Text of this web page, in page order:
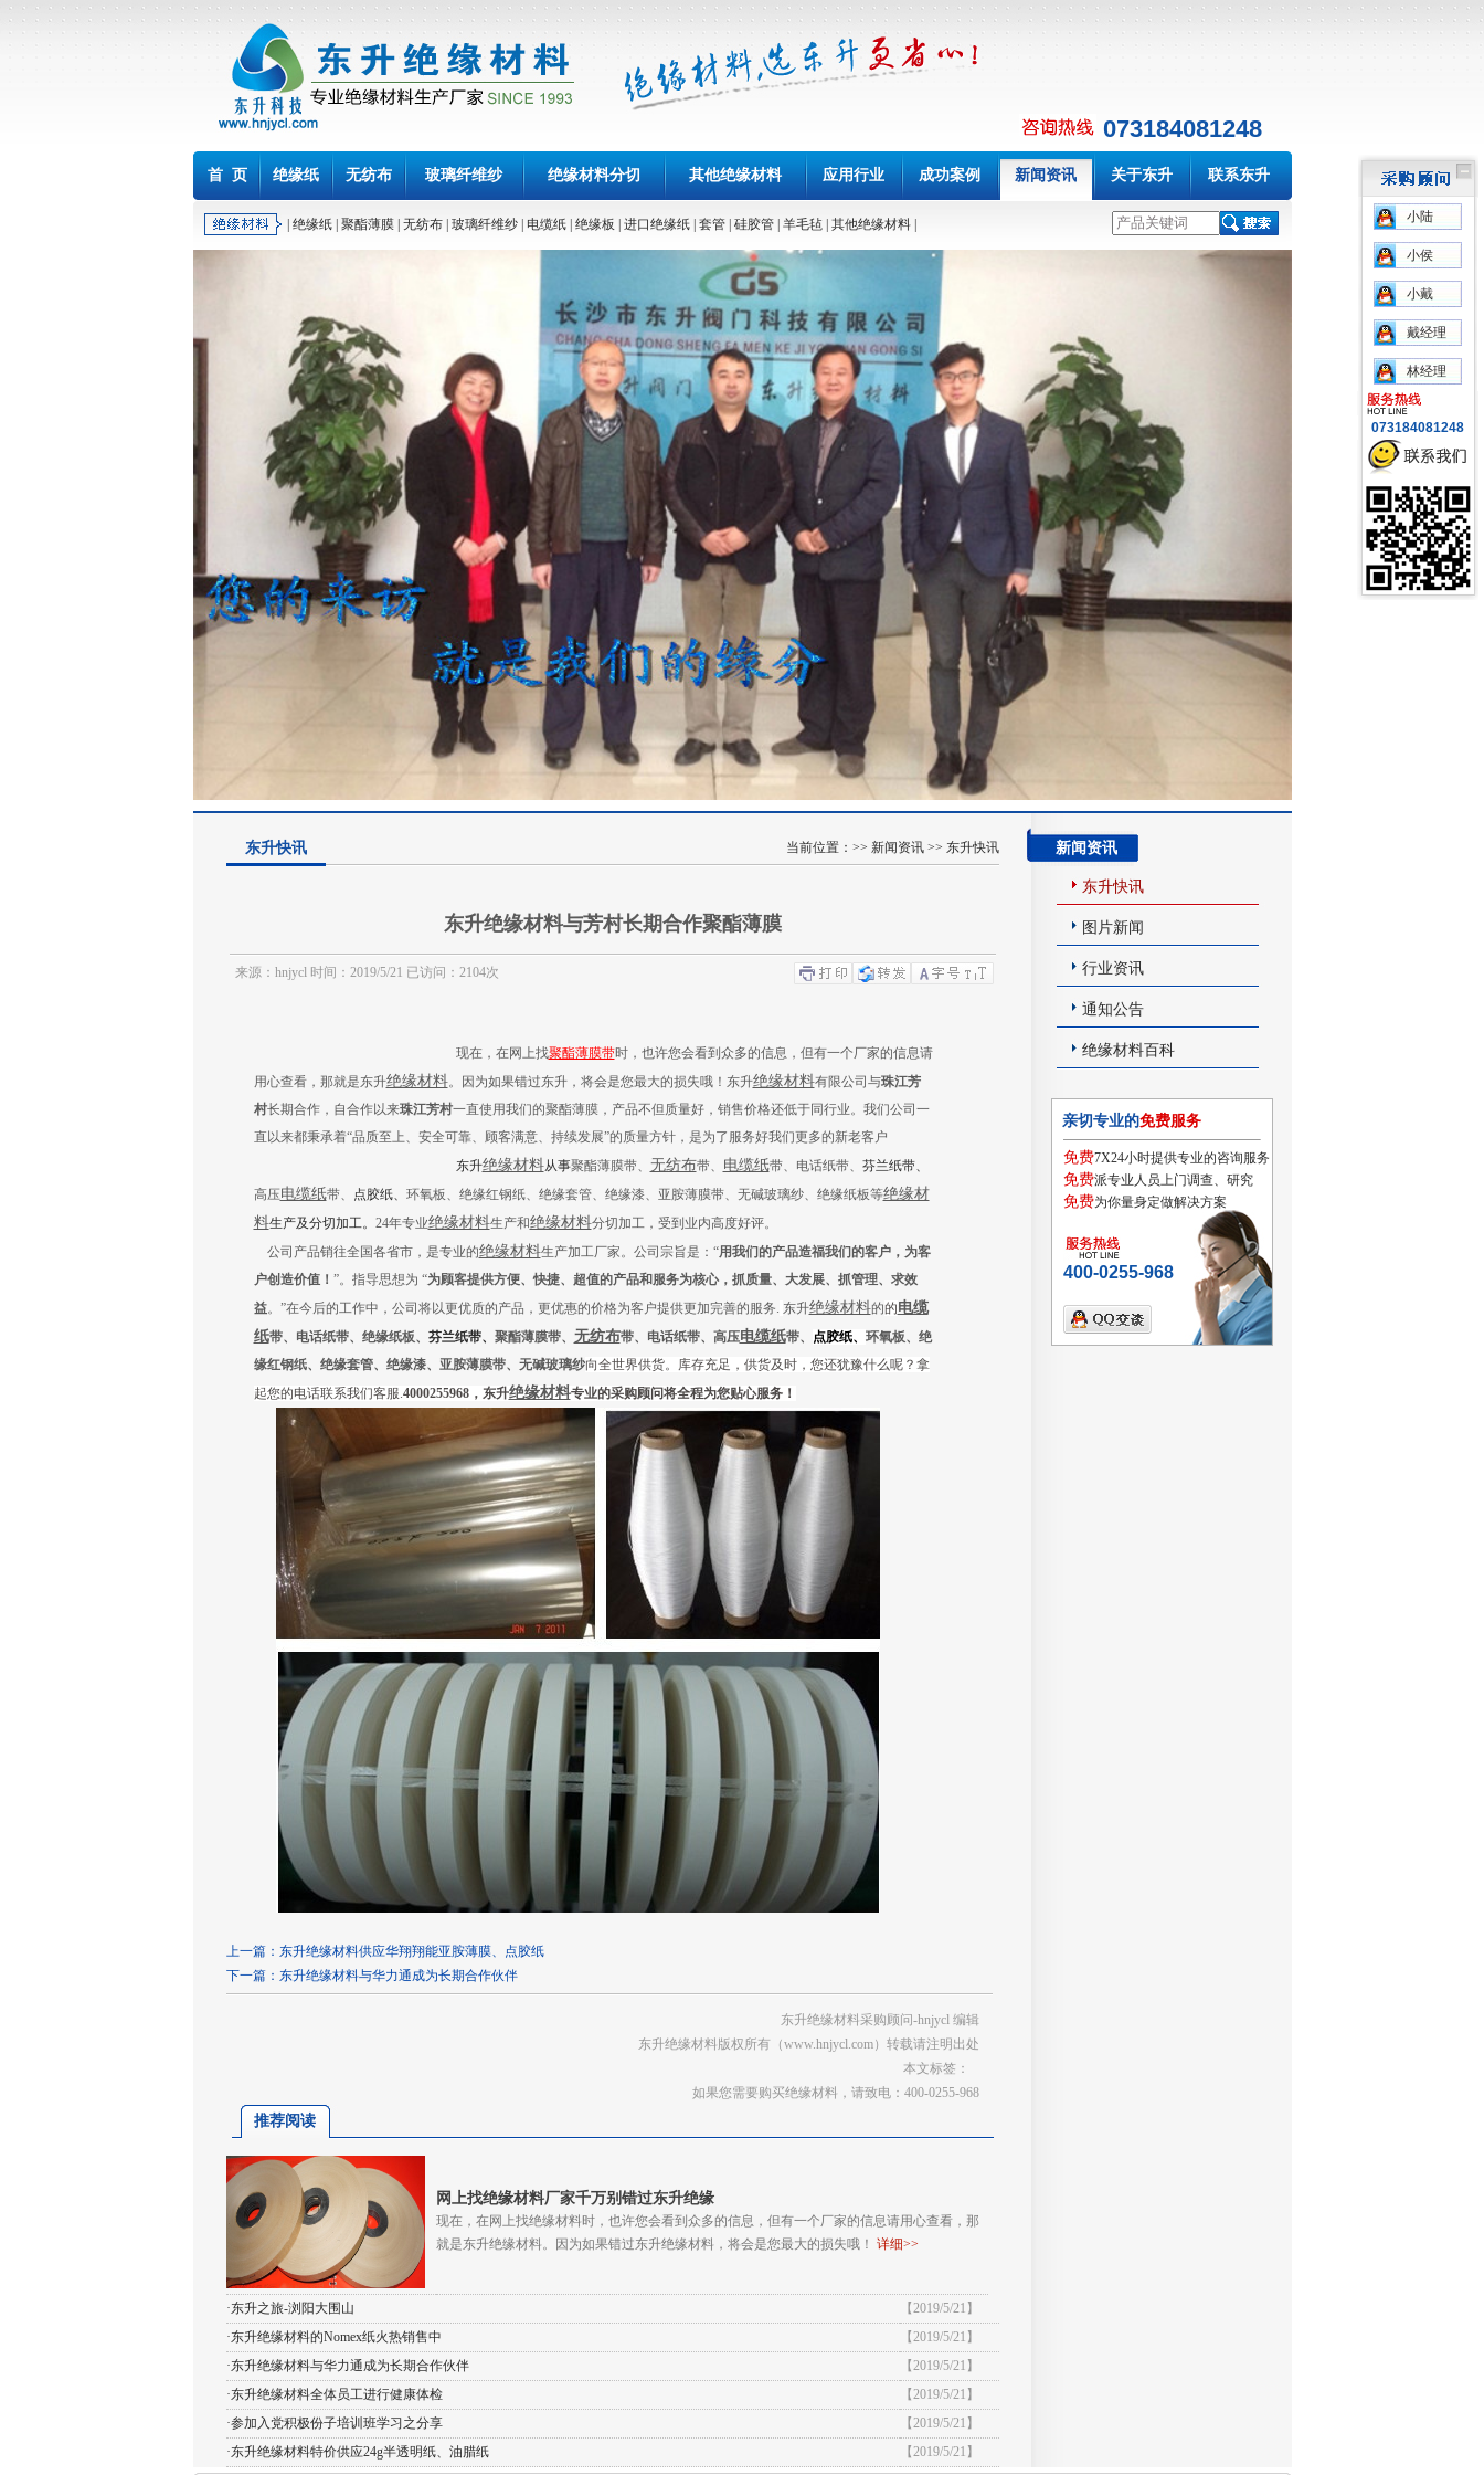
073184081248
首 页 绝缘纸 无纺布 玻璃纤维纱 绝缘材料分切 其他绝缘材料 应用行业 成功案例 新闻资讯 关于东升 联系东升
绝缘纸| 聚酯薄膜| 无纺布| 玻璃纤维纱| 电缆纸| 绝缘板 进口绝缘纸| 套管| 硅胶管| 羊毛毡| 其他绝缘材料|
东升快讯 当前位置：>> 新闻资讯>> 东升快讯 新闻资讯
东升绝缘材料与芳村长期合作聚酯薄膜
来源：hnjycl 时间：2019/5/21 已访问：2104次
现在，在网上找聚酯薄膜带时，也许您会看到众多的信息，但有一个厂家的信息请
用心查看，那就是东升绝缘材料。因为如果错过东升，将会是您最大的损失哦！ 东升绝缘材料有限公司与珠江芳
村长期合作，自合作以来珠江芳村一直使用我们的聚酯薄膜， 产品不但质量好，销售价格还低于同行业。 我们公司一
直以来都秉承着“品质至上、安全可靠、顾客满意、持续发展”的质量方针，是为了服务好我们更多的新老客户
东升绝缘材料从事聚酯薄膜带、 无纺布带、 电缆纸带、电话纸带、 芬兰纸带、
高压电缆纸带、 点胶纸、 环氧板、绝缘红钢纸、绝缘套管、绝缘漆、亚胺薄膜带、无碱玻璃纱、 绝缘纸板等绝缘材
料生产及分切加工。 24年专业绝缘材料生产和绝缘材料分切加工，受到业内高度好评。
公司产品销往全国各省市，是专业的绝缘材料生产加工厂家。 公司宗旨是：“用我们的产品造福我们的客户，为客
户创造价值！ ”。指导思想为 “为顾客提供方便、快捷、超值的产品和服务为核心，抓质量、大发展、抓管理、求效
益。”在今后的工作中，公司将以更优质的产品，更优惠的价格为客户提供更加完善的服务. 东升绝缘材料的的电缆
纸带、电话纸带、绝缘纸板、 芬兰纸带、 聚酯薄膜带、 无纺布带、电话纸带、高压电缆纸带、 点胶纸、 环氧板、绝
缘红钢纸、绝缘套管、绝缘漆、亚胺薄膜带、无碱玻璃纱向全世界供货。 库存充足，供货及时， 您还犹豫什么呢？ 拿
起您的电话联系我们客服.4000255968， 东升绝缘材料专业的采购顾问将全程为您贴心服务！
上一篇： 东升绝缘材料供应华翔翔能亚胺薄膜、点胶纸
下一篇： 东升绝缘材料与华力通成为长期合作伙伴
东升绝缘材料采购顾问-hnjycl 编辑
东升绝缘材料版权所有（www.hnjycl.com）转载请注明出处
本文标签：
如果您需要购买绝缘材料，请致电：400-0255-968
推荐阅读
网上找绝缘材料厂家千万别错过东升绝缘
现在，在网上找绝缘材料时，也许您会看到众多的信息，但有一个厂家的信息请用心查看，那
就是东升绝缘材料。因为如果错过东升绝缘材料，将会是您最大的损失哦！ 详细>>
·东升之旅-浏阳大围山
【2019/5/21】
·东升绝缘材料的Nomex纸火热销售中
【2019/5/21】
·东升绝缘材料与华力通成为长期合作伙伴
【2019/5/21】
·东升绝缘材料全体员工进行健康体检
【2019/5/21】
·参加入党积极份子培训班学习之分享
【2019/5/21】
·东升绝缘材料特价供应24g半透明纸、油腊纸
【2019/5/21】
东升快讯
图片新闻
行业资讯
通知公告
绝缘材料百科
亲切专业的免费服务
免费7X24小时提供专业的咨询服务
免费派专业人员上门调查、研究
免费为你量身定做解决方案
400-0255-968
小陆
小侯
小戴
戴经理
林经理
073184081248